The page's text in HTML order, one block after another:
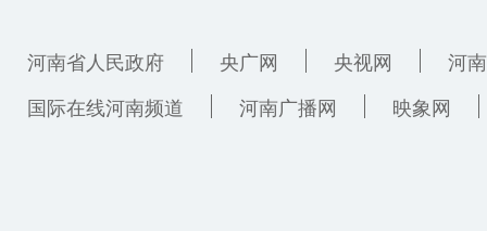
河南省人民政府 央广网 央视网
河
国际在线河南频道
河南广播网 映象网